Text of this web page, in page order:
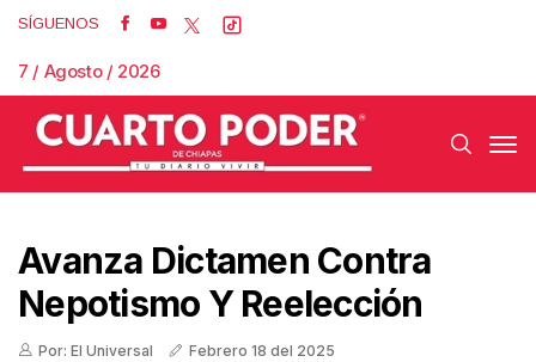
SÍGUENOS
7 / Agosto / 2026
Avanza Dictamen Contra
Nepotismo Y Reelección
Por: El Universal Febrero 18 del 2025